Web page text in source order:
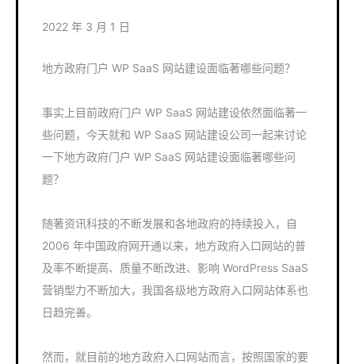
2022 年 3 月 1 日
地方政府门户 WP SaaS 网站建设面临著哪些问题？
事实上目前政府门户 WP SaaS 网站建设依然面临著一
些问题，今天就和 WP SaaS 网站建设公司一起来讨论
一下地方政府门户 WP SaaS 网站建设面临著哪些问
题？
随著资讯科技的不断发展和各地政府的持续投入，自
2006 年中国政府网开通以来，地方政府入口网站的普
及率不断提高、质量不断改进、影响 WordPress SaaS
营销型力不断加大，我国各级地方政府入口网站体系也
日趋完善。
然而，就目前的地方政府入口网站而言，按照国家的要